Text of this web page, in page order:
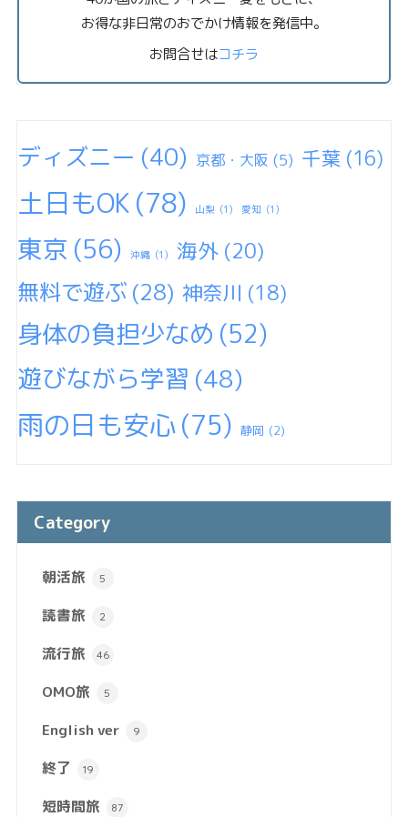
お得な非日常のおでかけ情報を発信中。
お問合せはコチラ
ディズニー (40) 京都・大阪 (5) 千葉 (16)
土日もOK(78) 山梨 (1) 愛知 (1)
東京 (56) 沖縄 (1) 海外 (20)
無料で遊ぶ (28) 神奈川 (18)
身体の負担少なめ (52)
遊びながら学習 (48)
雨の日も安心(75) 静岡 (2)
Category
朝活旅 5
読書旅 2
流行旅 46
OMO旅 5
English ver 9
終了 19
短時間旅 87